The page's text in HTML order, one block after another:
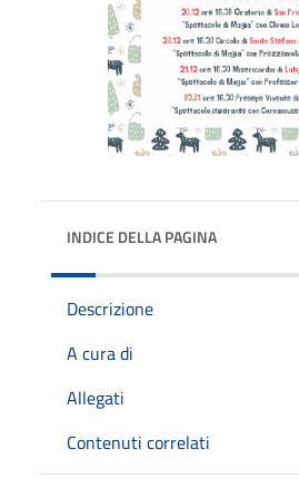
INDICE DELLA PAGINA
Descrizione
A cura di
Allegati
Contenuti correlati